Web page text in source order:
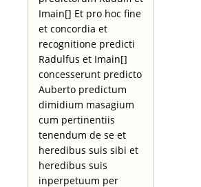
Imain[] Et pro hoc fine
et concordia et
recognitione predicti
Radulfus et Imain[]
concesserunt predicto
Auberto predictum
dimidium masagium
cum pertinentiis
tenendum de se et
heredibus suis sibi et
heredibus suis
inperpetuum per